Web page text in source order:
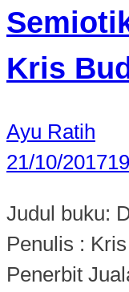
Kris
Ayu Ratih
21/10/2017
Judul buku:
Penulis :
Penerbit